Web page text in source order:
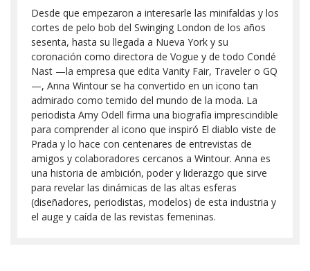
Desde que empezaron a interesarle las minifaldas y los
cortes de pelo bob del Swinging London de los años
sesenta, hasta su llegada a Nueva York y su
coronación como directora de Vogue y de todo Condé
Nast —la empresa que edita Vanity Fair, Traveler o GQ
—, Anna Wintour se ha convertido en un icono tan
admirado como temido del mundo de la moda. La
periodista Amy Odell firma una biografía imprescindible
para comprender al icono que inspiró El diablo viste de
Prada y lo hace con centenares de entrevistas de
amigos y colaboradores cercanos a Wintour. Anna es
una historia de ambición, poder y liderazgo que sirve
para revelar las dinámicas de las altas esferas
(diseñadores, periodistas, modelos) de esta industria y
el auge y caída de las revistas femeninas.